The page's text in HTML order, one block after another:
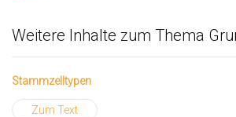
Weitere Inhalte zum Thema
Stammzelltypen
Zum Text